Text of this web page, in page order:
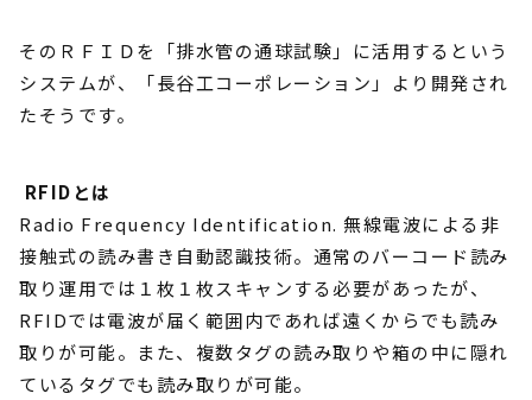
そのＲＦＩＤを「排水管の通球試験」に活用するという
システムが、「長谷工コーポレーション」より開発され
たそうです。
RFIDとは
Radio Frequency Identification. 無線電波による非
接触式の読み書き自動認識技術。通常のバーコード読み
取り運用では１枚１枚スキャンする必要があったが、
RFIDでは電波が届く範囲内であれば遠くからでも読み
取りが可能。また、複数タグの読み取りや箱の中に隠れ
ているタグでも読み取りが可能。